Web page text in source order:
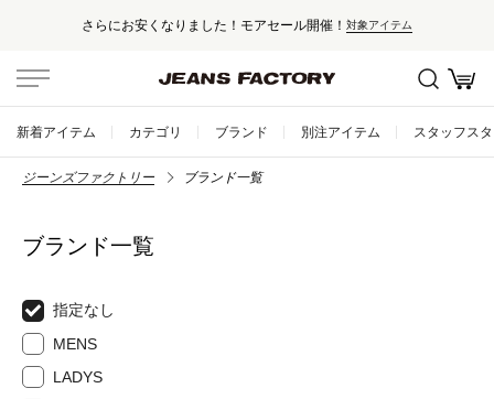
さらにお安くなりました！モアセール開催！ 対象アイテム
新着アイテム カテゴリ ブランド 別注アイテム スタッフス
ジーンズファクトリー ブランド一覧
ブランド一覧
指定なし
MENS
LADYS